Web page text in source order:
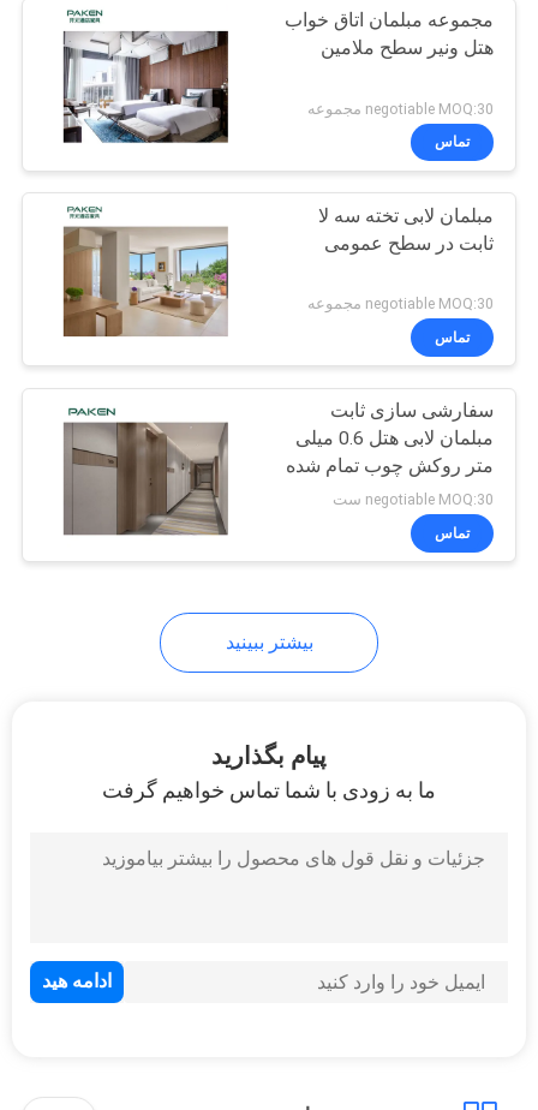
مجموعه مبلمان اتاق خواب
هتل ونیر سطح ملامین
negotiable MOQ:30 مجموعه
تماس
مبلمان لابی تخته سه لا
ثابت در سطح عمومی
negotiable MOQ:30 مجموعه
تماس
سفارشی سازی ثابت
مبلمان لابی هتل 0.6 میلی
متر روکش چوب تمام شده
negotiable MOQ:30 ست
تماس
بیشتر ببینید
پیام بگذارید
ما به زودی با شما تماس خواهیم گرفت